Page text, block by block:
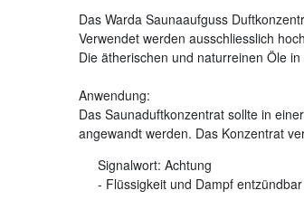
Das Warda Saunaaufguss
Verwendet werden ausschliesslich
Die ätherischen und naturreinen Öle
Anwendung:
Das Saunaduftkonzentrat sollte in
angewandt werden. Das Konzentrat
Signalwort: Achtung
- Flüssigkeit und Dampf entzündbar